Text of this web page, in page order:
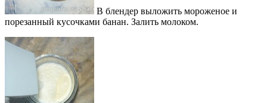
В блендер выложить мороженое и
порезанный кусочками банан. Залить молоком.